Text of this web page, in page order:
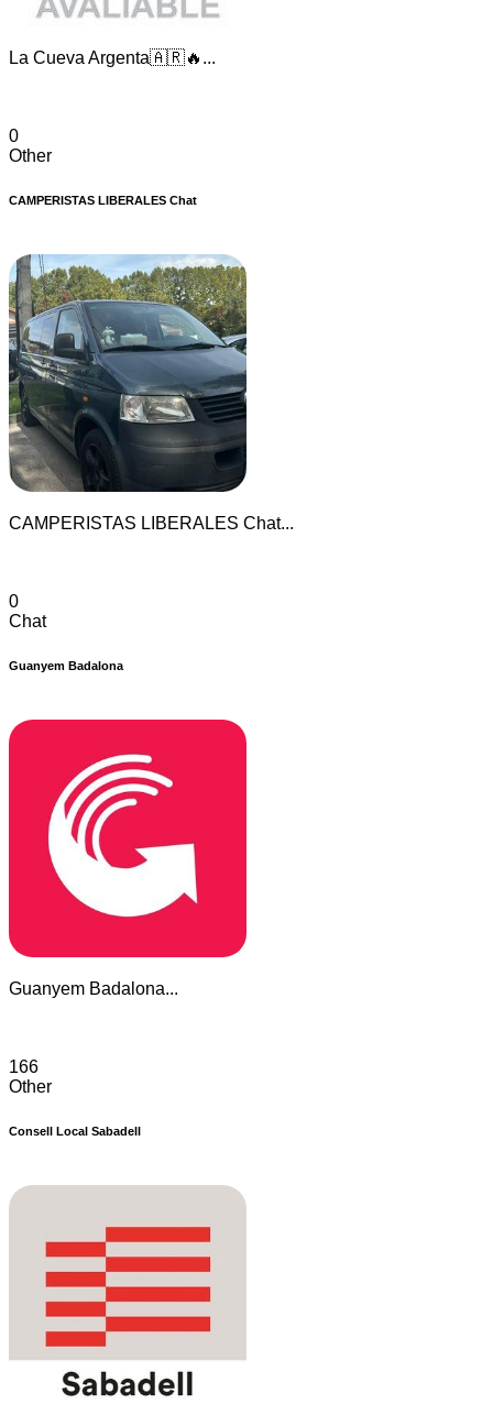
La Cueva Argenta🇦🇷🔥...
0
Other
CAMPERISTAS LIBERALES Chat
CAMPERISTAS LIBERALES Chat...
0
Chat
Guanyem Badalona
Guanyem Badalona...
166
Other
Consell Local Sabadell